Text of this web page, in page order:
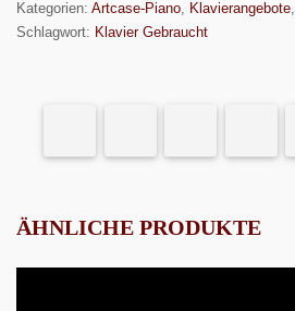
Kategorien: Artcase-Piano, Klavierangebote,
Schlagwort: Klavier Gebraucht
ÄHNLICHE PRODUKTE